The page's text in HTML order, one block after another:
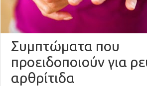
Συμπτώματα που
προειδοποιούν για
αρθρίτιδα